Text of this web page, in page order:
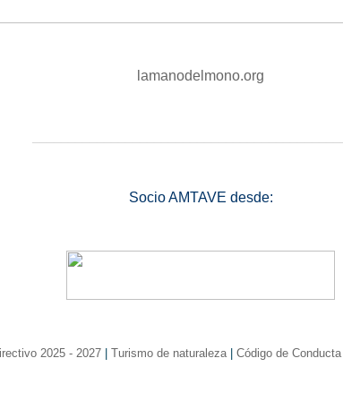
lamanodelmono.org
Socio AMTAVE desde:
2025 - 2027| Turismo de naturaleza| Código de Conducta